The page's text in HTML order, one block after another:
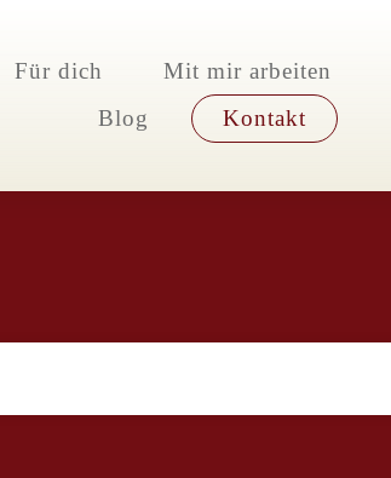
Für dich Mit mir arbeiten
Blog
Kontakt